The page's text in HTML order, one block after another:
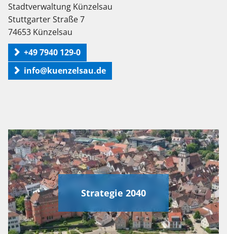
Stadtverwaltung Künzelsau
Stuttgarter Straße 7
74653 Künzelsau
+49 7940 129-0
info@kuenzelsau.de
Strategie 2040